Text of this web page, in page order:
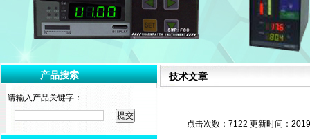
产品搜索
请输入产品关键字：
技术文章
点击次数：7122 更新时间：